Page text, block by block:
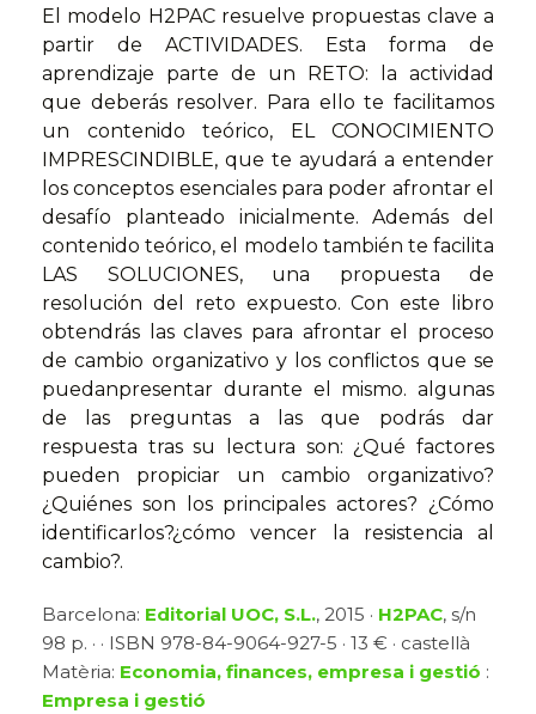
El modelo H2PAC resuelve propuestas clave a
partir de ACTIVIDADES. Esta forma de
aprendizaje parte de un RETO: la actividad
que deberás resolver. Para ello te facilitamos
un contenido teórico, EL CONOCIMIENTO
IMPRESCINDIBLE, que te ayudará a entender
los conceptos esenciales para poder afrontar el
desafío planteado inicialmente. Además del
contenido teórico, el modelo también te facilita
LAS SOLUCIONES, una propuesta de
resolución del reto expuesto. Con este libro
obtendrás las claves para afrontar el proceso
de cambio organizativo y los conflictos que se
puedanpresentar durante el mismo. algunas
de las preguntas a las que podrás dar
respuesta tras su lectura son: ¿Qué factores
pueden propiciar un cambio organizativo?
¿Quiénes son los principales actores? ¿Cómo
identificarlos?¿cómo vencer la resistencia al
cambio?.
Barcelona: Editorial UOC, S.L., 2015 · H2PAC, s/n
98 p. · · ISBN 978-84-9064-927-5 · 13 € · castellà
Matèria: Economia, finances, empresa i gestió :
Empresa i gestió